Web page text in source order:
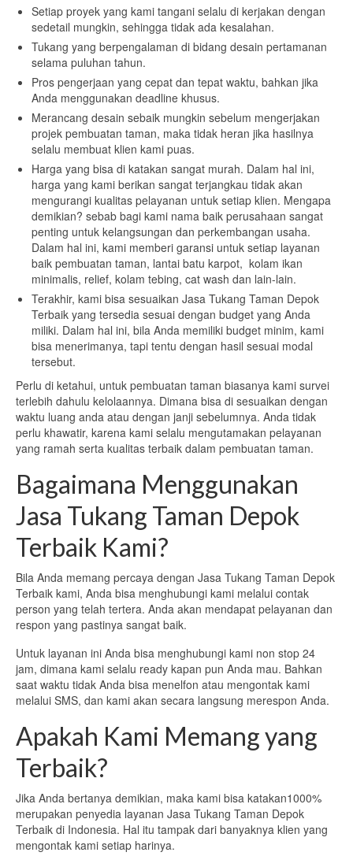
Setiap proyek yang kami tangani selalu di kerjakan dengan
sedetail mungkin, sehingga tidak ada kesalahan.
Tukang yang berpengalaman di bidang desain pertamanan
selama puluhan tahun.
Pros pengerjaan yang cepat dan tepat waktu, bahkan jika
Anda menggunakan deadline khusus.
Merancang desain sebaik mungkin sebelum mengerjakan
projek pembuatan taman, maka tidak heran jika hasilnya
selalu membuat klien kami puas.
Harga yang bisa di katakan sangat murah. Dalam hal ini,
harga yang kami berikan sangat terjangkau tidak akan
mengurangi kualitas pelayanan untuk setiap klien. Mengapa
demikian? sebab bagi kami nama baik perusahaan sangat
penting untuk kelangsungan dan perkembangan usaha.
Dalam hal ini, kami memberi garansi untuk setiap layanan
baik pembuatan taman, lantai batu karpot, kolam ikan
minimalis, relief, kolam tebing, cat wash dan lain-lain.
Terakhir, kami bisa sesuaikan Jasa Tukang Taman Depok
Terbaik yang tersedia sesuai dengan budget yang Anda
miliki. Dalam hal ini, bila Anda memiliki budget minim, kami
bisa menerimanya, tapi tentu dengan hasil sesuai modal
tersebut.
Perlu di ketahui, untuk pembuatan taman biasanya kami survei
terlebih dahulu kelolaannya. Dimana bisa di sesuaikan dengan
waktu luang anda atau dengan janji sebelumnya. Anda tidak
perlu khawatir, karena kami selalu mengutamakan pelayanan
yang ramah serta kualitas terbaik dalam pembuatan taman.
Bagaimana Menggunakan
Jasa Tukang Taman Depok
Terbaik Kami?
Bila Anda memang percaya dengan Jasa Tukang Taman Depok
Terbaik kami, Anda bisa menghubungi kami melalui contak
person yang telah tertera. Anda akan mendapat pelayanan dan
respon yang pastinya sangat baik.
Untuk layanan ini Anda bisa menghubungi kami non stop 24
jam, dimana kami selalu ready kapan pun Anda mau. Bahkan
saat waktu tidak Anda bisa menelfon atau mengontak kami
melalui SMS, dan kami akan secara langsung merespon Anda.
Apakah Kami Memang yang
Terbaik?
Jika Anda bertanya demikian, maka kami bisa katakan1000%
merupakan penyedia layanan Jasa Tukang Taman Depok
Terbaik di Indonesia. Hal itu tampak dari banyaknya klien yang
mengontak kami setiap harinya.